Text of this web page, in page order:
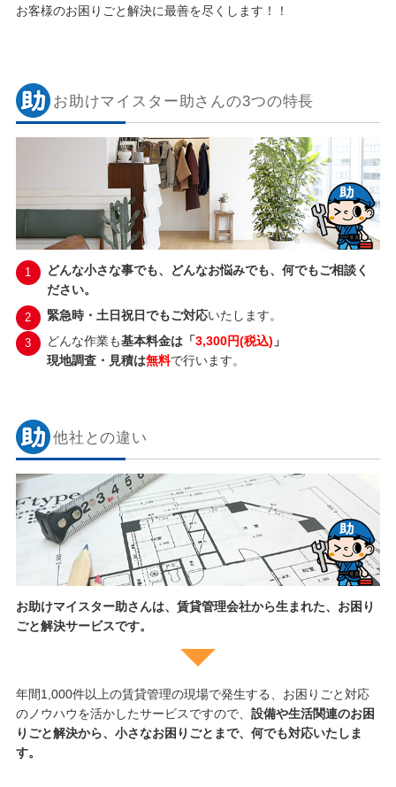
お客様のお困りごと解決に最善を尽くします！！
お助けマイスター助さんの3つの特長
どんな小さな事でも、どんなお悩みでも、何でもご相談く
ださい。
緊急時・土日祝日でもご対応いたします。
どんな作業も基本料金は「3,300円(税込) 」
現地調査・見積は無料で行います。
他社との違い
お助けマイスター助さんは、賃貸管理会社から生まれた、お困り
ごと解決サービスです。
年間1,000件以上の賃貸管理の現場で発生する、お困りごと対応
のノウハウを活かしたサービスですので、 設備や生活関連のお困
りごと解決から、小さなお困りごとまで、何でも対応いたしま
す。